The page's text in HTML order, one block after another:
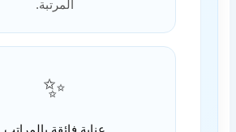
المرتبة.
✨
عناية فائقة بالمراتب